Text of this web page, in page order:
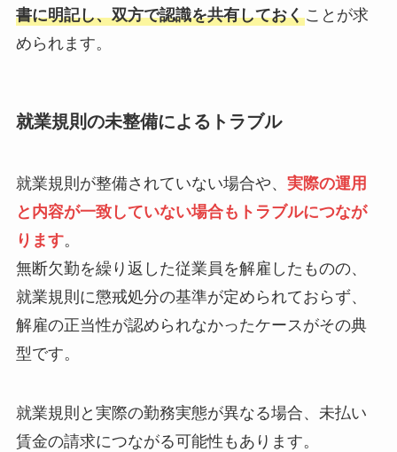
書に明記し、双方で認識を共有しておくことが求
められます。
就業規則の未整備によるトラブル
就業規則が整備されていない場合や、 実際の運用
と内容が一致していない場合もトラブルにつなが
ります。
無断欠勤を繰り返した従業員を解雇したものの、
就業規則に懲戒処分の基準が定められておらず、
解雇の正当性が認められなかったケースがその典
型です。
就業規則と実際の勤務実態が異なる場合、未払い
賃金の請求につながる可能性もあります。